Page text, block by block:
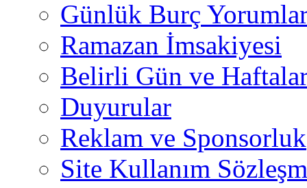
Günlük Burç
Ramazan İmsakiyesi
Belirli Gün ve
Duyurular
Reklam ve Sponsorluk
Site Kullanım